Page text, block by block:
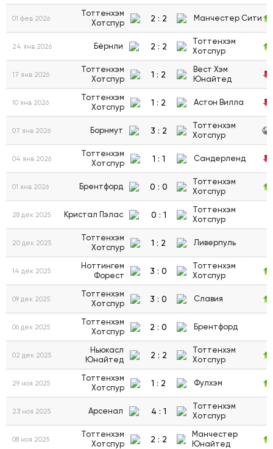
01 фев 2026
Тоттенхэм
Хотспур
2 : 2 Манчестер Сити
24 янв 2026 Бёрнли 2 : 2
Тоттенхэм
Хотспур
17 янв 2026
Тоттенхэм
Хотспур
1 : 2
Вест Хэм
Юнайтед
10 янв 2026
Тоттенхэм
Хотспур
1 : 2 Астон Вилла
07 янв 2026 Борнмут 3 : 2
Тоттенхэм
Хотспур
04 янв 2026
Тоттенхэм
Хотспур
1 : 1 Сандерленд
01 янв 2026 Брентфорд 0 : 0
Тоттенхэм
Хотспур
28 дек 2025 Кристал Пэлас 0 : 1
Тоттенхэм
Хотспур
20 дек 2025
Тоттенхэм
Хотспур
1 : 2 Ливерпуль
14 дек 2025
Ноттингем
Форест
3 : 0
Тоттенхэм
Хотспур
09 дек 2025
Тоттенхэм
Хотспур
3 : 0 Славия
06 дек 2025
Тоттенхэм
Хотспур
2 : 0 Брентфорд
02 дек 2025
Ньюкасл
Юнайтед
2 : 2
Тоттенхэм
Хотспур
29 ноя 2025
Тоттенхэм
Хотспур
1 : 2 Фулхэм
23 ноя 2025 Арсенал 4 : 1
Тоттенхэм
Хотспур
08 ноя 2025
Тоттенхэм
Хотспур
2 : 2
Манчестер
Юнайтед